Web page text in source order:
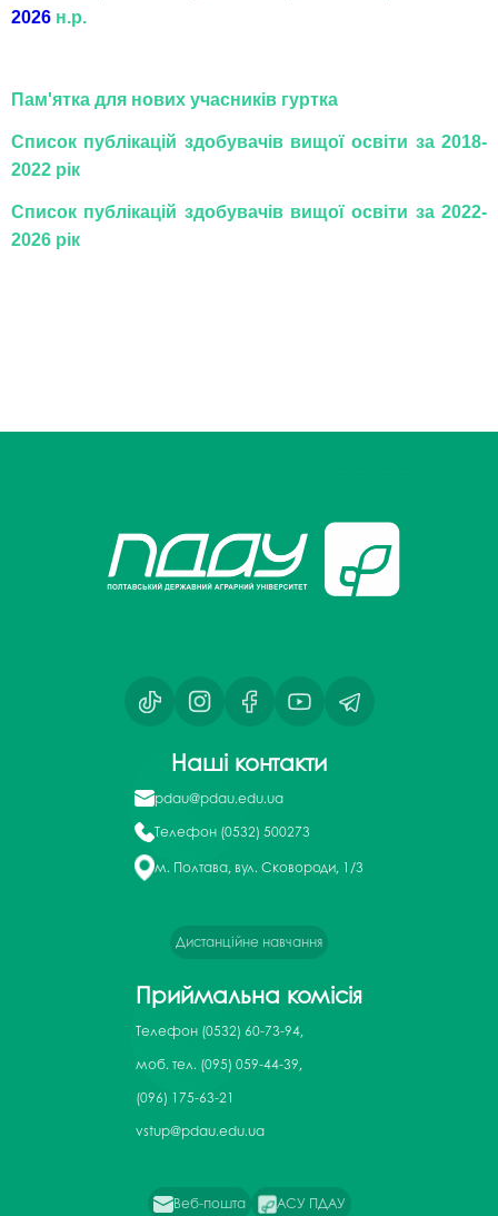
2026 н.р.
Пам'ятка для нових учасників гуртка
Список публікацій здобувачів вищої освіти за 2018-
2022 рік
Список публікацій здобувачів вищої освіти за 2022-
2026 рік
Наші контакти
pdau@pdau.edu.ua
Телефон (0532) 500273
м. Полтава, вул. Сковороди, 1/3
Дистанційне навчання
Приймальна комісія
Телефон (0532) 60-73-94,
моб. тел. (095) 059-44-39,
(096) 175-63-21
vstup@pdau.edu.ua
Веб-пошта АСУ ПДАУ